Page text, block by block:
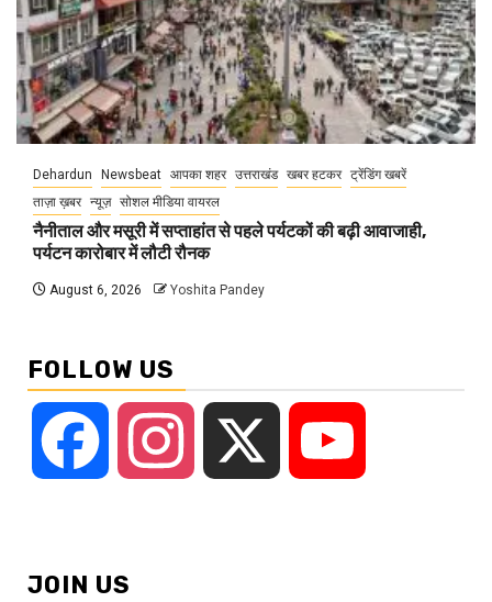
Dehardun Newsbeat आपका शहर उत्तराखंड खबर हटकर ट्रेंडिंग खबरें
ताज़ा ख़बर न्यूज़ सोशल मीडिया वायरल
नैनीताल और मसूरी में सप्ताहांत से पहले पर्यटकों की बढ़ी आवाजाही,
पर्यटन कारोबार में लौटी रौनक
August 6, 2026 Yoshita Pandey
FOLLOW US
Facebook Instagram
JOIN US